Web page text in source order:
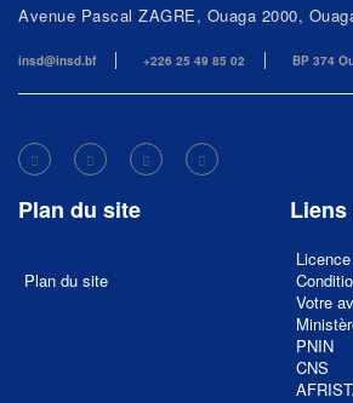
Avenue Pascal ZAGRE, Ouaga 2000,
insd@insd.bf +226 25 49 85 02 BP 374
Plan du site
Plan du site
Votre
PNIN
CNS